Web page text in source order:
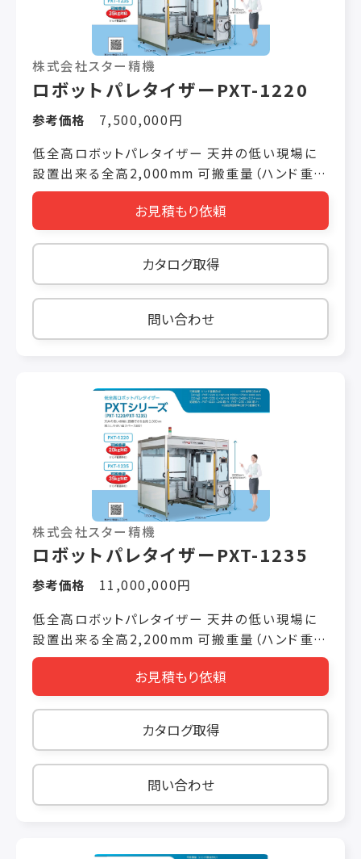
始可能 Dobotが独自で開発したパレタイズプロ
セス・パッケージを 搭載し、プログラミングをする
ことなく5ステップの簡単設定 で生産を開始でき
ます。 ・柔軟な導入 モジュラーデザインを採用し
たワークステーションはプラグ アンドプレイをサ
ポートし、速やかな設置が可能です。「多 品種製
品」の生産に簡単に対応し、段取り替えの手間を
省き ます。 ・速やかなリターン DOBOTパレタイ
ズワークステーションを使用すれば、段積 み作業
の重労働から解放され、低生産価値作業の運営
コス トを大幅に節約できます。ワークステーショ
ンの操作は簡単 で、一般従業員でもすぐに使いこ
なすことができ、メンテナ ンスコストを削減しま
す。生産開始後、通常は8～10ヶ月だ けでコスト
囲は1,700 mmで、カバー 範囲が広く、段積み作
業を楽にします。 ・柱体は最高900 mmまで上昇
株式会社スター精機
ロボットパレタイザーPXT-1220
参考価格
7,500,000円
低全高ロボットパレタイザー 天井の低い現場に
設置出来る全高2,000mm 可搬重量（ハンド重量
含む）20kg 処理能力 240ｹｰｽ/h （可搬重量
20kg実稼働）＊当社評価基準に基づく数値です。
作業中に内部へ侵入しようとすると瞬時に停止
するライトカーテン（標準装備） キャスター付で
現場のレイアウトに替えなど安全に移動出来ま
す（標準装備）
お見積もり依頼
カタログ取得
問い合わせ
株式会社スター精機
ロボットパレタイザーPXT-1235
参考価格
11,000,000円
低全高ロボットパレタイザー 天井の低い現場に
設置出来る全高2,200mm 可搬重量（ハンド重量
含む）35kg 処理能力 240ｹｰｽ/h 作業中に内部
へ侵入しようとすると瞬時に停止するライトカー
テン（標準装備） キャスター付で現場のレイアウ
トに替えなど安全に移動出来ます（標準装備）
お見積もり依頼
カタログ取得
問い合わせ